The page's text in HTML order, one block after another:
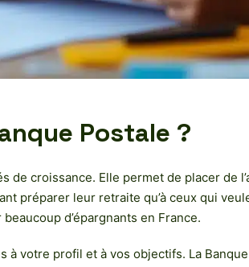
Postale ?
de croissance. Elle permet de placer de
préparer leur retraite qu’à ceux qui
d’épargnants en France.
votre profil et à vos objectifs. La